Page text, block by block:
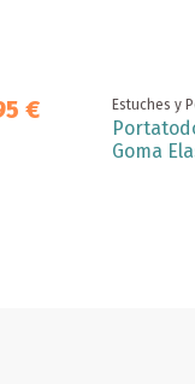
€ Estuches y
Goma